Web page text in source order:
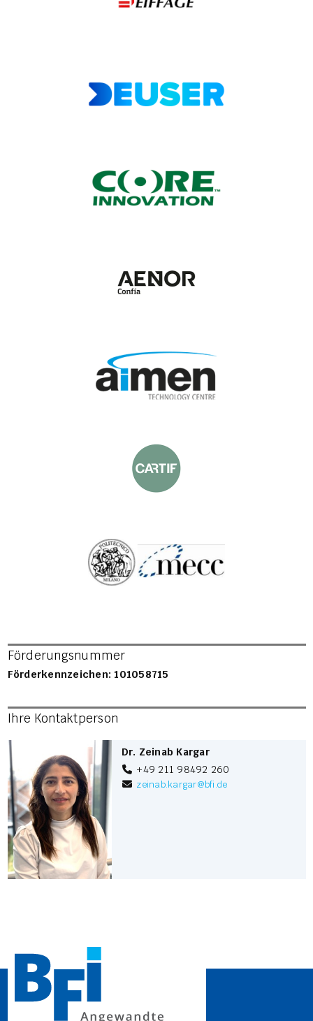
Förderungsnummer
Förderkennzeichen: 101058715
Ihre Kontaktperson
Dr. Zeinab Kargar
+49 211 98492 260
zeinab.kargar@bfi.de